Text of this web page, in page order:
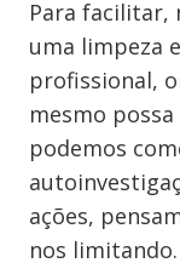
Para facilitar,
uma limpeza
profissional,
mesmo
podemos
ações,
nos limitando.